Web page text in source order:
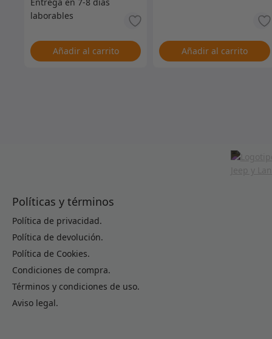
Añadir al carrito Añadir al carrito
Políticas y términos
Política de privacidad.
Política de devolución.
Política de Cookies.
Condiciones de compra.
Términos y condiciones de uso.
Aviso legal.